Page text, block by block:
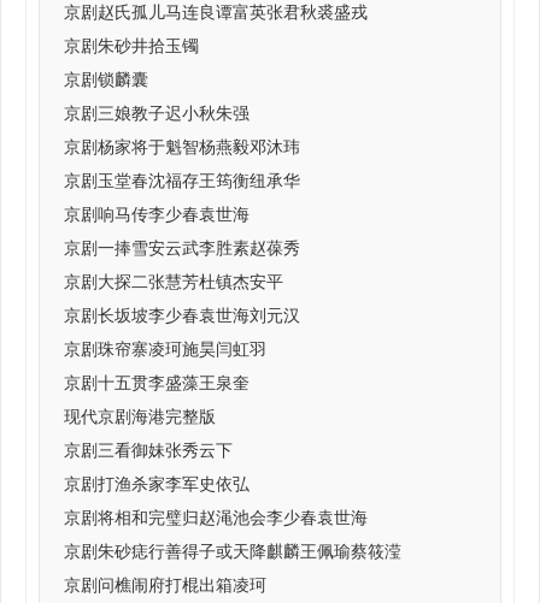
京剧赵氏孤儿马连良谭富英张君秋裘盛戎
京剧朱砂井拾玉镯
京剧锁麟囊
京剧三娘教子迟小秋朱强
京剧杨家将于魁智杨燕毅邓沐玮
京剧玉堂春沈福存王筠衡纽承华
京剧响马传李少春袁世海
京剧一捧雪安云武李胜素赵葆秀
京剧大探二张慧芳杜镇杰安平
京剧长坂坡李少春袁世海刘元汉
京剧珠帘寨凌珂施昊闫虹羽
京剧十五贯李盛藻王泉奎
现代京剧海港完整版
京剧三看御妹张秀云下
京剧打渔杀家李军史依弘
京剧将相和完璧归赵渑池会李少春袁世海
京剧朱砂痣行善得子或天降麒麟王佩瑜蔡筱滢
京剧问樵闹府打棍出箱凌珂